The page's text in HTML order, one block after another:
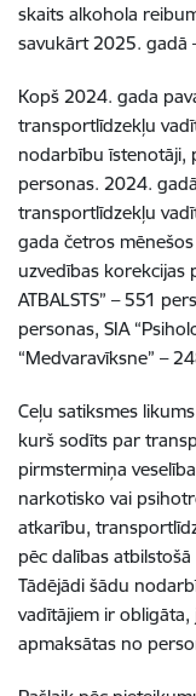
skaits alkohola
savukārt 2025. gadā
Kopš 2024. gada
transportlīdzekļu
nodarbību īstenotāji,
personas. 2024.
transportlīdzekļu
gada četros
uzvedības korekcijas
ATBALSTS” – 551
personas, SIA
“Medvaravīksne” –
Ceļu satiksmes
kurš sodīts par
pirmstermiņa
narkotisko vai
atkarību,
pēc dalības
Tādējādi šādu
vadītājiem ir
apmaksātas no